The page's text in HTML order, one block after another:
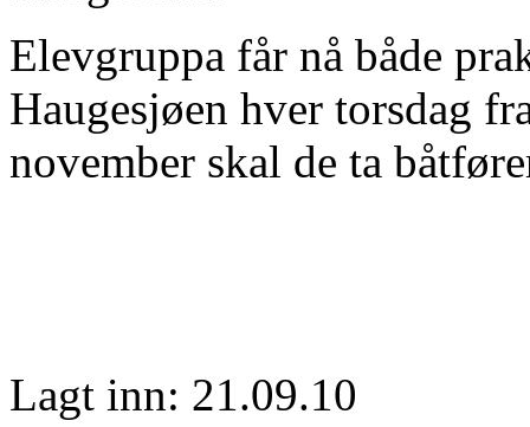
Elevgruppa får nå både
Haugesjøen hver torsdag
november skal de ta
Lagt inn: 21.09.10